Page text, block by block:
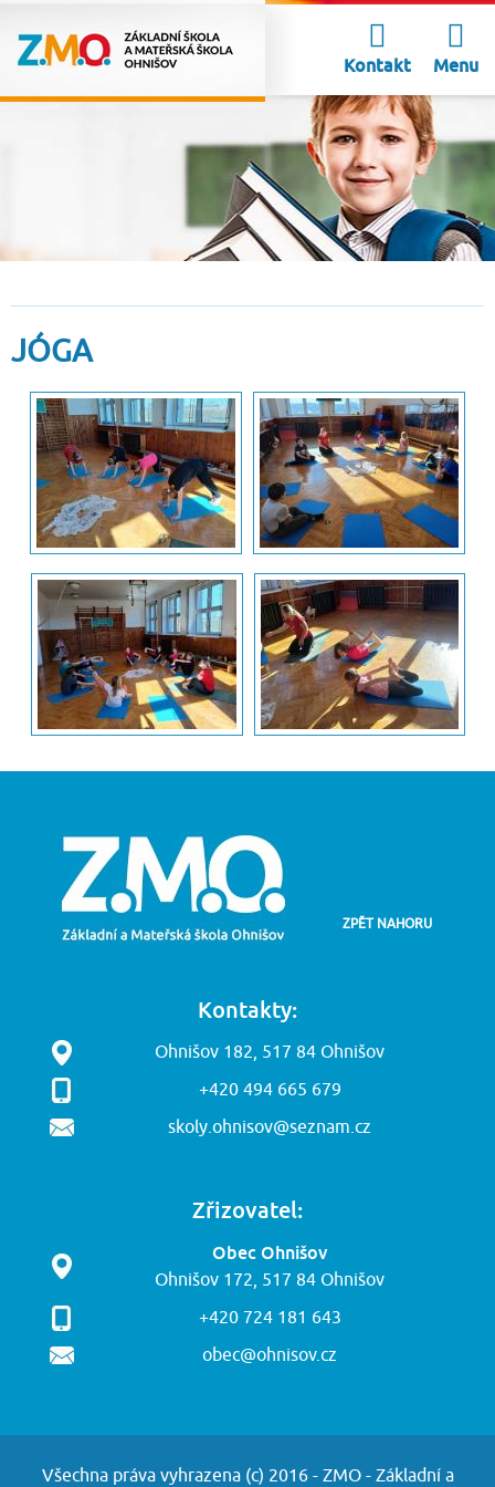
Menu
Kontakt
JÓGA
Kontakty:
Ohnišov 182, 517 84 Ohnišov
+420 494 665 679
skoly.ohnisov@seznam.cz
Zřizovatel:
Obec Ohnišov
Ohnišov 172, 517 84 Ohnišov
+420 724 181 643
obec@ohnisov.cz
ZPĚT NAHORU
Všechna práva vyhrazena (c) 2016 - ZMO - Základní a